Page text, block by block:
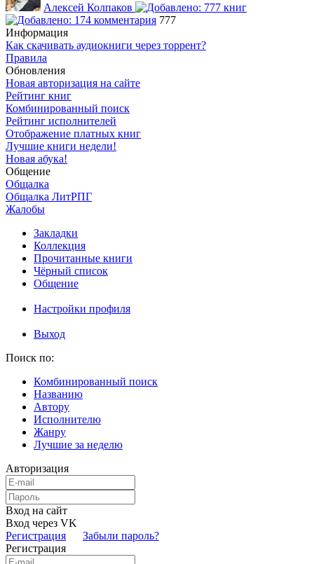
Алексей Колпаков
777
Информация
Как скачивать аудиокниги через торрент?
Правила
Обновления
Новая авторизация на сайте
Рейтинг книг
Комбинированный поиск
Рейтинг исполнителей
Отображение платных книг
Лучшие книги недели!
Новая абука!
Общение
Общалка
Общалка ЛитРПГ
Жалобы
Закладки
Коллекция
Прочитанные книги
Чёрный список
Общение
Настройки профиля
Выход
Поиск по:
Комбинированный поиск
Названию
Автору
Исполнителю
Жанру
Лучшие за неделю
Авторизация
Вход на сайт
Вход через VK
Регистрация
Забыли пароль?
Регистрация